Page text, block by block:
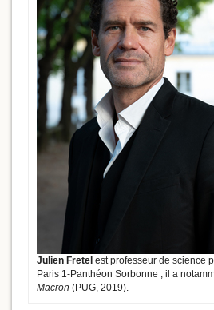
Julien Fretel est professeur de science
Paris 1-Panthéon Sorbonne ; il a
Macron (PUG, 2019).